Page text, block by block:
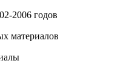
2006 годов
материалов